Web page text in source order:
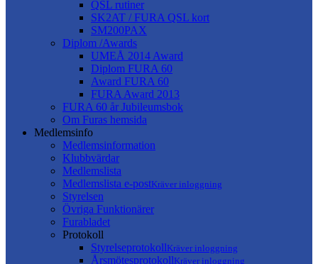
QSL rutiner
SK2AT / FURA QSL kort
SM200PAX
Diplom /Awards
UMEÅ 2014 Award
Diplom FURA 60
Award FURA 60
FURA Award 2013
FURA 60 år Jubileumsbok
Om Furas hemsida
Medlemsinfo
Medlemsinformation
Klubbvärdar
Medlemslista
Medlemslista e-postKräver inloggning
Styrelsen
Övriga Funktionärer
Furabladet
Protokoll
StyrelseprotokollKräver inloggning
ÅrsmötesprotokollKräver inloggning